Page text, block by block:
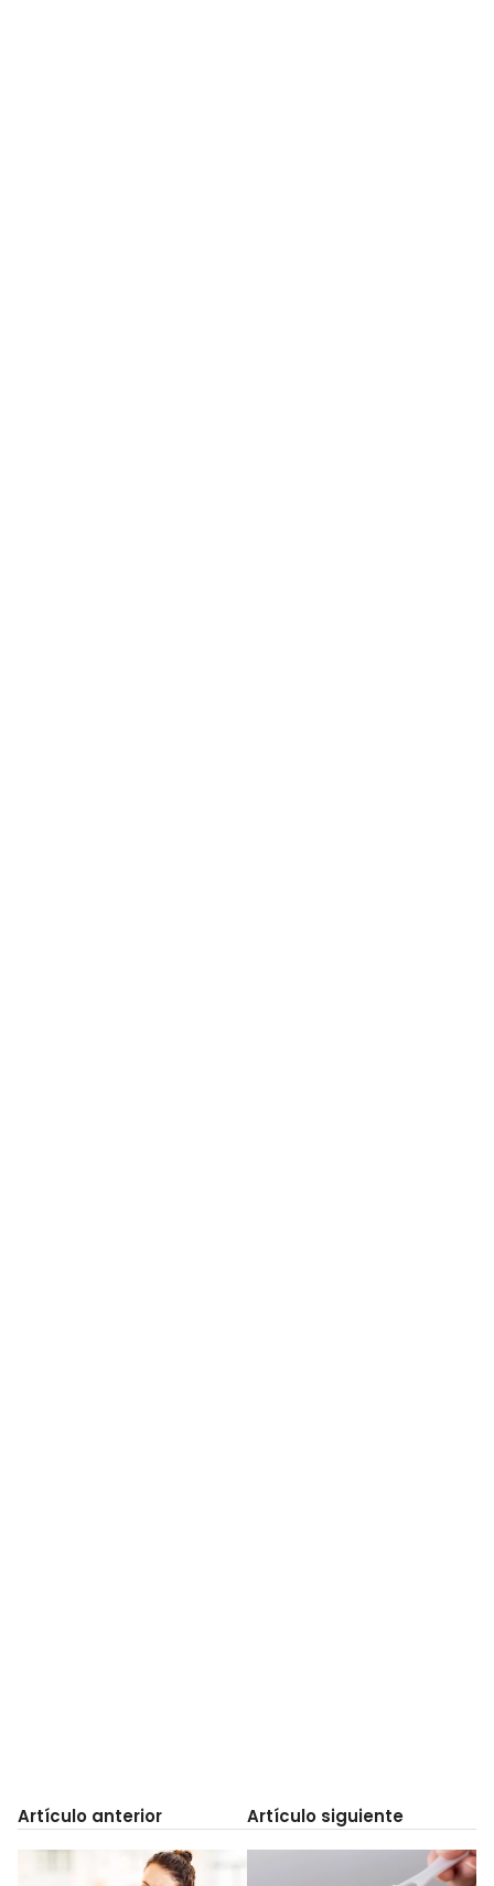
Artículo anterior Artículo siguiente